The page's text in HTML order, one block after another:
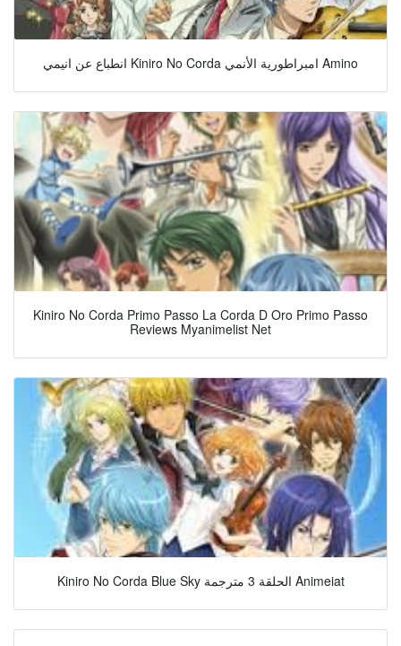
انطباع عن انيمي Kiniro No Corda امبراطورية الأنمي Amino
Kiniro No Corda Primo Passo La Corda D Oro Primo Passo
Reviews Myanimelist Net
Kiniro No Corda Blue Sky الحلقة 3 مترجمة Animeiat